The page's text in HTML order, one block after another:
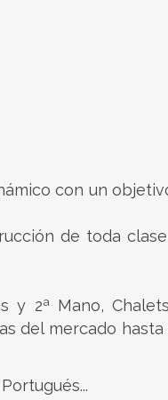
con un
de toda
y 2ª Mano,
del mercado